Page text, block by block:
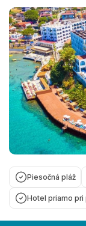
Piesočná pláž
Hotel priamo pri